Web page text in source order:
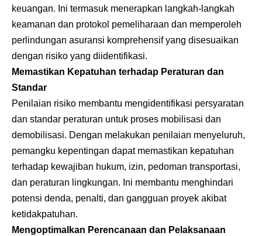
keuangan. Ini termasuk menerapkan langkah-langkah
keamanan dan protokol pemeliharaan dan memperoleh
perlindungan asuransi komprehensif yang disesuaikan
dengan risiko yang diidentifikasi.
Memastikan Kepatuhan terhadap Peraturan dan
Standar
Penilaian risiko membantu mengidentifikasi persyaratan
dan standar peraturan untuk proses mobilisasi dan
demobilisasi. Dengan melakukan penilaian menyeluruh,
pemangku kepentingan dapat memastikan kepatuhan
terhadap kewajiban hukum, izin, pedoman transportasi,
dan peraturan lingkungan. Ini membantu menghindari
potensi denda, penalti, dan gangguan proyek akibat
ketidakpatuhan.
Mengoptimalkan Perencanaan dan Pelaksanaan